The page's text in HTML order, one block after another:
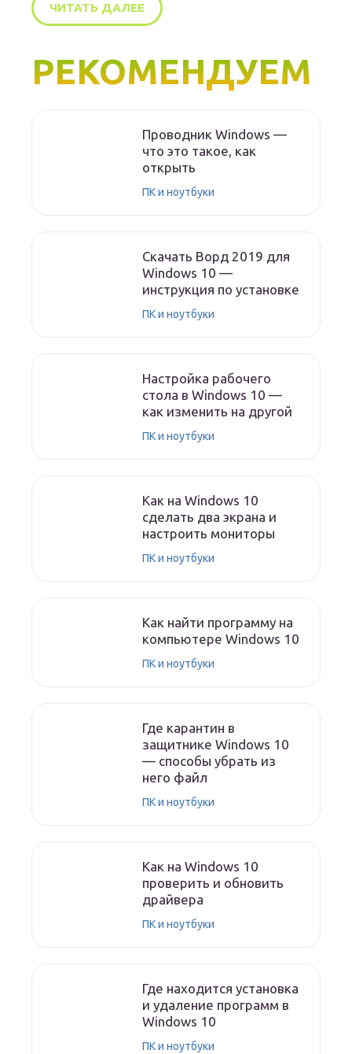
ЧИТАТЬ ДАЛЕЕ
РЕКОМЕНДУЕМ
Проводник Windows —
что это такое, как
открыть
ПК и ноутбуки
Скачать Ворд 2019 для
Windows 10 —
инструкция по установке
ПК и ноутбуки
Настройка рабочего
стола в Windows 10 —
как изменить на другой
ПК и ноутбуки
Как на Windows 10
сделать два экрана и
настроить мониторы
ПК и ноутбуки
Как найти программу на
компьютере Windows 10
ПК и ноутбуки
Где карантин в
защитнике Windows 10
— способы убрать из
него файл
ПК и ноутбуки
Как на Windows 10
проверить и обновить
драйвера
ПК и ноутбуки
Где находится установка
и удаление программ в
Windows 10
ПК и ноутбуки